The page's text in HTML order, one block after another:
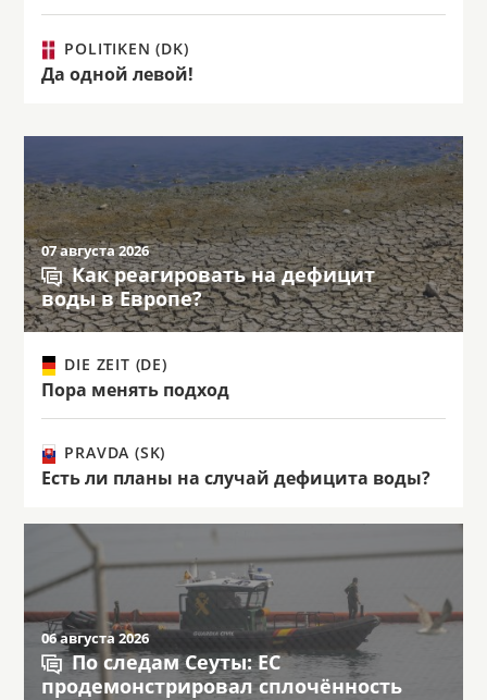
POLITIKEN (DK)
Да одной левой!
07 августа 2026
Как реагировать на дефицит
воды в Европе?
DIE ZEIT (DE)
Пора менять подход
PRAVDA (SK)
Есть ли планы на случай дефицита воды?
06 августа 2026
По следам Сеуты: ЕС
продемонстрировал сплочённость